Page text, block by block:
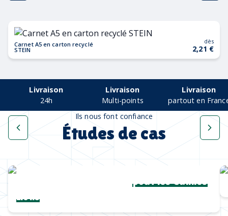
Carnet A5 en carton recyclé
STEIN
dès
2,21 €
Livraison
24h
Livraison
Multi-points
Livraison
partout en
Ils nous font confiance
Études de cas
Une collection complètepour les Cannes
Lions